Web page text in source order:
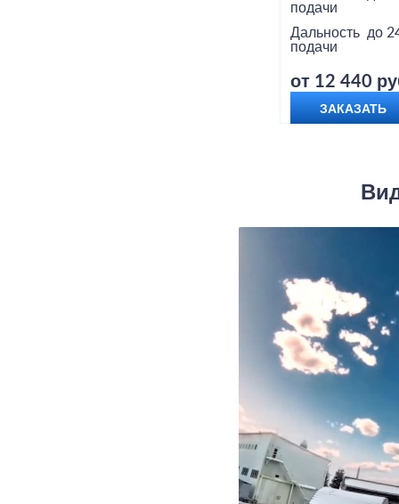
подачи
Дальность
подачи
до
от 12 440
ЗАКАЗАТЬ